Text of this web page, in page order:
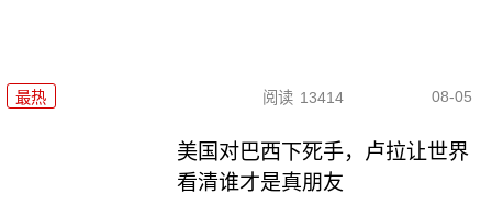
最热 阅读 13414 08-05
美国对巴西下死手，卢拉让世界
看清谁才是真朋友